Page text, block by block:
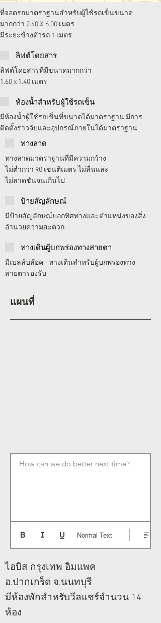
ที่จอดรถมาตราฐานสำหรับผู้ใช้รถเข็นขนาด
มากกว่า 2.40 X 6.00 เมตร
มีระยะข้างตัวรถ 1 เมตร
ลิฟต์โดยสาร
ลิฟต์โดยสารที่มีขนาดมากกว่า
1.60 x 1.40 เมตร
ห้องน้ำสำหรับผู้ใช้รถเข็น
มีห้องน้ำผู้ใช้รถเข็นที่ขนาดได้มาตราฐาน มีการ
ติดตั้งราวจับและอุปกรณ์ภายในได้มาตราฐาน
ทางลาด
ทางลาดมาตราฐานที่มีความกว้าง
ไม่ต่ำกว่า 90 เซนติเมตร ไม่ลื่นและ
ไม่ลาดชันจนเกินไป
ป้ายสัญลักษณ์
มีป้ายสัญลักษณ์บอกทิศทางและตำแหน่งของสิ่ง
อำนวยความสะดวก
ทางเดินผู้บกพร่องทางสายตา
มีเบลล์บล๊อค - ทางเดินสำหรับผู้บกพร่องทาง
สายตารองรับ
แผนที่
How can we do better next time?
Normal Text
ไอบิส กรุงเทพ อิมแพค
อ.ปากเกร็ด จ.นนทบุรี
มีห้องพักสำหรับวีลแชร์จำนวน 14
ห้อง